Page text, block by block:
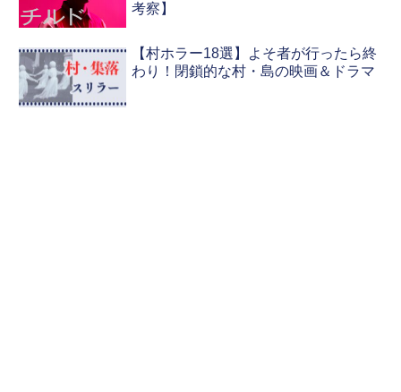
考察】
【村ホラー18選】よそ者が行ったら終
わり！閉鎖的な村・島の映画＆ドラマ